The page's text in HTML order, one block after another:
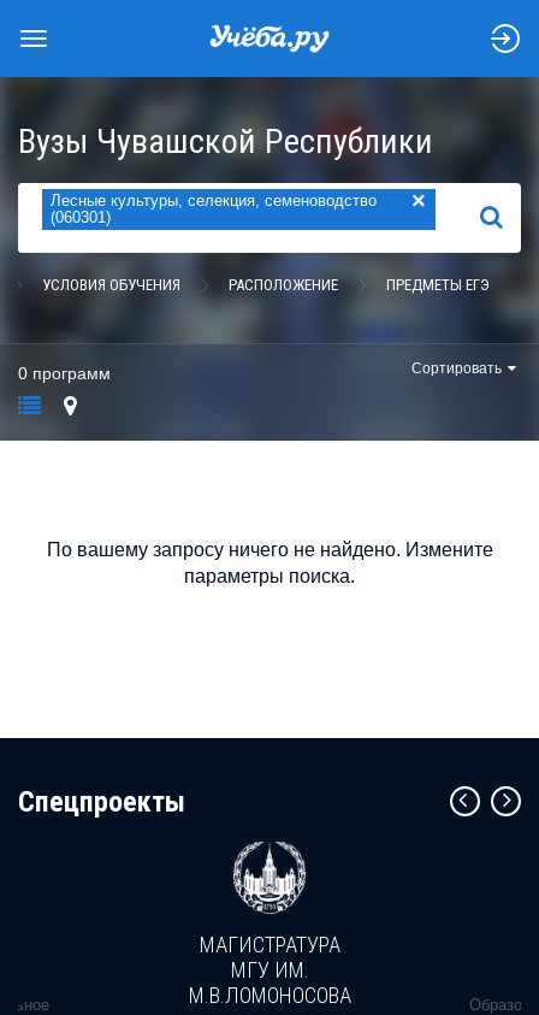
Вузы Чувашской Республики
Лесные культуры, селекция, семеноводство
(060301)
×
НАЙТИ
УСЛОВИЯ ОБУЧЕНИЯ РАСПОЛОЖЕНИЕ ПРЕДМЕТЫ ЕГЭ
0 программ Сортировать
По вашему запросу ничего не найдено. Измените
параметры поиска.
Cпецпроекты
МАГИСТРАТУРА
МГУ ИМ.
М.В.ЛОМОНОСОВА